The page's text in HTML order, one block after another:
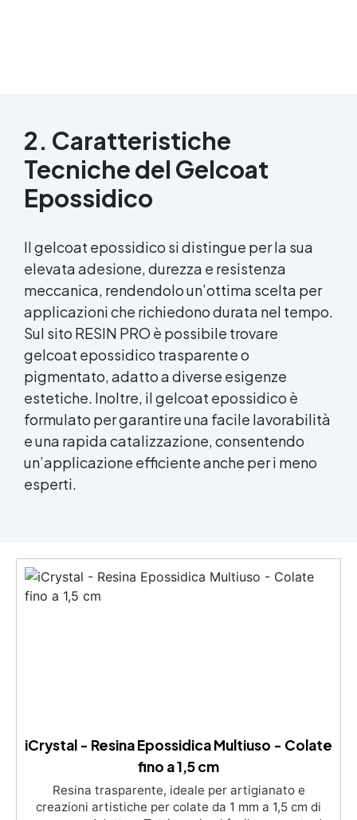
2. Caratteristiche
Tecniche del Gelcoat
Epossidico
Il gelcoat epossidico si distingue per la sua
elevata adesione, durezza e resistenza
meccanica, rendendolo un’ottima scelta per
applicazioni che richiedono durata nel tempo.
Sul sito RESIN PRO è possibile trovare
gelcoat epossidico trasparente o
pigmentato, adatto a diverse esigenze
estetiche. Inoltre, il gelcoat epossidico è
formulato per garantire una facile lavorabilità
e una rapida catalizzazione, consentendo
un’applicazione efficiente anche per i meno
esperti.
iCrystal - Resina Epossidica Multiuso - Colate
fino a 1,5 cm
Resina trasparente, ideale per artigianato e
creazioni artistiche per colate da 1 mm a 1,5 cm di